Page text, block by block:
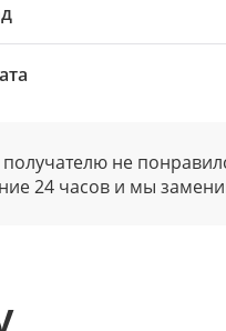
получателю не
24 часов и мы